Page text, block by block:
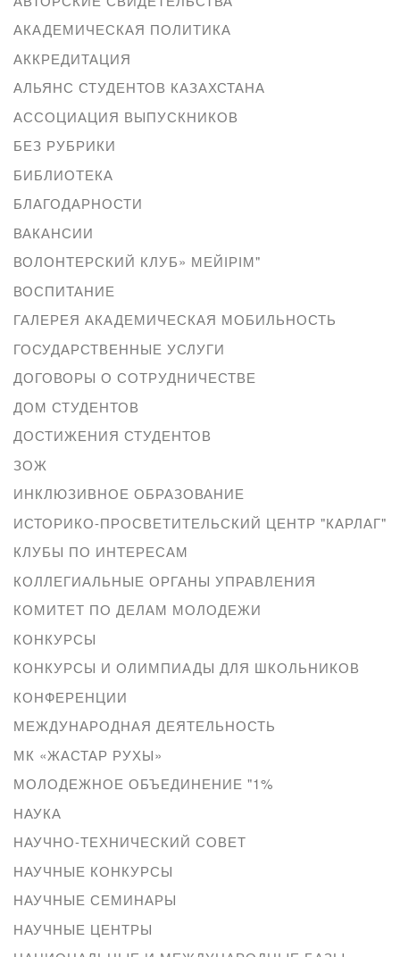
АКАДЕМИЧЕСКАЯ ПОЛИТИКА
АККРЕДИТАЦИЯ
АЛЬЯНС СТУДЕНТОВ КАЗАХСТАНА
АССОЦИАЦИЯ ВЫПУСКНИКОВ
БЕЗ РУБРИКИ
БИБЛИОТЕКА
БЛАГОДАРНОСТИ
ВАКАНСИИ
ВОЛОНТЕРСКИЙ КЛУБ» МЕЙІРІМ"
ВОСПИТАНИЕ
ГАЛЕРЕЯ АКАДЕМИЧЕСКАЯ МОБИЛЬНОСТЬ
ГОСУДАРСТВЕННЫЕ УСЛУГИ
ДОГОВОРЫ О СОТРУДНИЧЕСТВЕ
ДОМ СТУДЕНТОВ
ДОСТИЖЕНИЯ СТУДЕНТОВ
ЗОЖ
ИНКЛЮЗИВНОЕ ОБРАЗОВАНИЕ
ИСТОРИКО-ПРОСВЕТИТЕЛЬСКИЙ ЦЕНТР "КАРЛАГ"
КЛУБЫ ПО ИНТЕРЕСАМ
КОЛЛЕГИАЛЬНЫЕ ОРГАНЫ УПРАВЛЕНИЯ
КОМИТЕТ ПО ДЕЛАМ МОЛОДЕЖИ
КОНКУРСЫ
КОНКУРСЫ И ОЛИМПИАДЫ ДЛЯ ШКОЛЬНИКОВ
КОНФЕРЕНЦИИ
МЕЖДУНАРОДНАЯ ДЕЯТЕЛЬНОСТЬ
МК «ЖАСТАР РУХЫ»
МОЛОДЕЖНОЕ ОБЪЕДИНЕНИЕ "1%
НАУКА
НАУЧНО-ТЕХНИЧЕСКИЙ СОВЕТ
НАУЧНЫЕ КОНКУРСЫ
НАУЧНЫЕ СЕМИНАРЫ
НАУЧНЫЕ ЦЕНТРЫ